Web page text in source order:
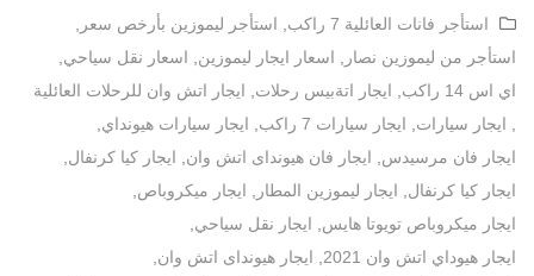
استأجر فانات العائلية 7 راكب
استأجر ليموزين بأرخص سعر
استأجر من ليموزين نصار
اسعار ايجار ليموزين اسعار نقل سياحي
اي اس 14 راكب
ايجار اتةبيس رحلات
ايجار اتش وان للرحلات العائلية
ايجار سيارات ايجار سيارات 7 راكب ايجار سيارات هيونداي
ايجار فان مرسيدس
ايجار فان هيونداى اتش وان ايجار كيا كرنفال
ايجار كيا كرنفال
ايجار ليموزين المطار ايجار ميكروباص
ايجار ميكروباص تويوتا هايس
ايجار نقل سياحي
ايجار هيوداي اتش وان 2021
ايجار هيونداى اتش وان